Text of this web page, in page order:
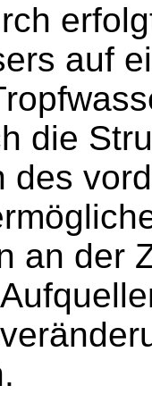
auf
die
des
an der